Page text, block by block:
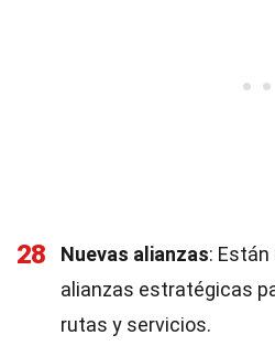
28 Nuevas alianzas:
alianzas estratégicas
rutas y servicios.